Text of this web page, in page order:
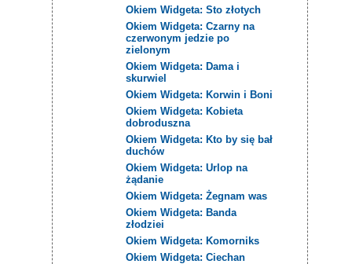
Okiem Widgeta: Sto złotych
Okiem Widgeta: Czarny na
czerwonym jedzie po
zielonym
Okiem Widgeta: Dama i
skurwiel
Okiem Widgeta: Korwin i Boni
Okiem Widgeta: Kobieta
dobroduszna
Okiem Widgeta: Kto by się bał
duchów
Okiem Widgeta: Urlop na
żądanie
Okiem Widgeta: Żegnam was
Okiem Widgeta: Banda
złodziei
Okiem Widgeta: Komorniks
Okiem Widgeta: Ciechan